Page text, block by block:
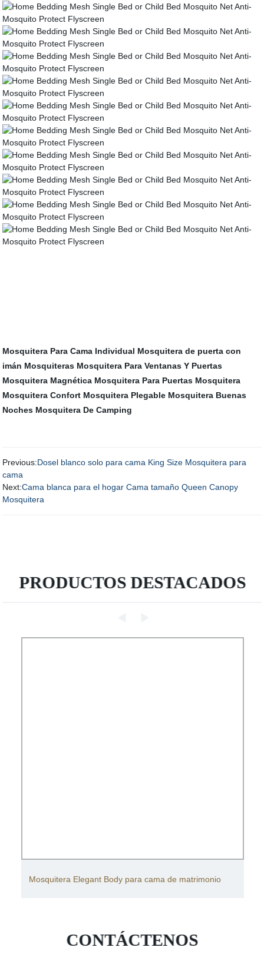
Mosquitera Para Cama Individual Mosquitera de puerta con
imán Mosquiteras Mosquitera Para Ventanas Y Puertas
Mosquitera Magnética Mosquitera Para Puertas Mosquitera
Mosquitera Confort Mosquitera Plegable Mosquitera Buenas
Noches Mosquitera De Camping
Previous:Dosel blanco solo para cama King Size Mosquitera para
cama
Next:Cama blanca para el hogar Cama tamaño Queen Canopy
Mosquitera
PRODUCTOS DESTACADOS
Mosquitera Elegant Body para cama de matrimonio
CONTÁCTENOS